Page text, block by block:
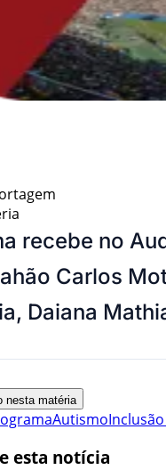
recebe no
Carlos
Daiana
nesta matéria
Autismo
esta notícia